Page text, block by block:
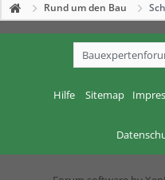
Rund um den Bau
Hilfe Sitemap